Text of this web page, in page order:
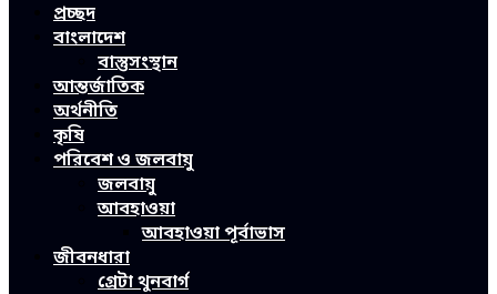
প্রচ্ছদ
বাংলাদেশ
বাস্তুসংস্থান
আন্তর্জাতিক
অর্থনীতি
কৃষি
পরিবেশ ও জলবায়ু
জলবায়ু
আবহাওয়া
আবহাওয়া পূর্বাভাস
জীবনধারা
গ্রেটা থুনবার্গ